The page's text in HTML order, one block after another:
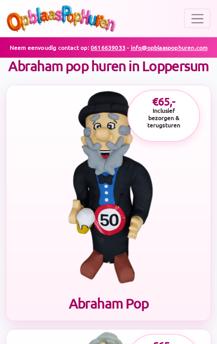
Neem eenvoudig contact op:0616639033- info@opblaaspophuren.com
Abraham pop huren in Loppersum
€65,-
Inclusief
bezorgen &
terugsturen
Abraham Pop